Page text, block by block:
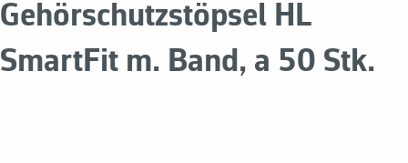
Gehörschutzstöpsel HL
SmartFit m. Band, a 50 Stk.